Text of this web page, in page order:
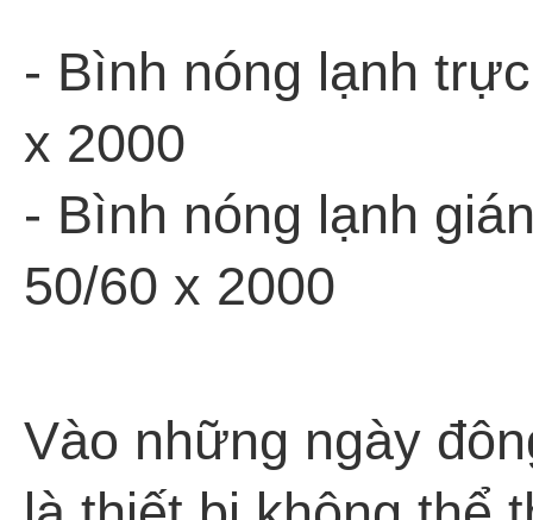
- Bình nóng lạnh
x 2000
- Bình nóng lạnh
50/60 x 2000
Vào những ngày